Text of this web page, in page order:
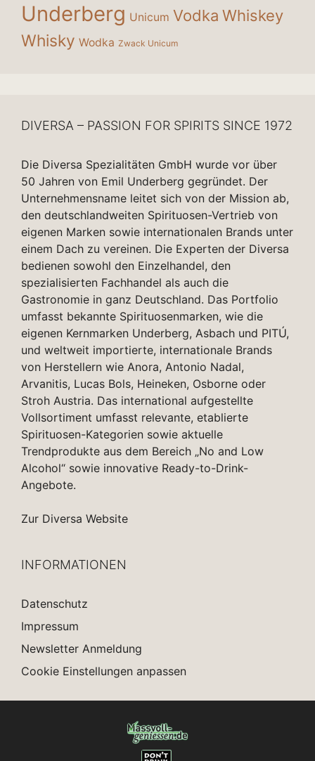
Underberg Unicum Vodka Whiskey
Whisky Wodka Zwack Unicum
DIVERSA – PASSION FOR SPIRITS SINCE 1972
Die Diversa Spezialitäten GmbH wurde vor über
50 Jahren von Emil Underberg gegründet. Der
Unternehmensname leitet sich von der Mission ab,
den deutschlandweiten Spirituosen-Vertrieb von
eigenen Marken sowie internationalen Brands unter
einem Dach zu vereinen. Die Experten der Diversa
bedienen sowohl den Einzelhandel, den
spezialisierten Fachhandel als auch die
Gastronomie in ganz Deutschland. Das Portfolio
umfasst bekannte Spirituosenmarken, wie die
eigenen Kernmarken Underberg, Asbach und PITÚ,
und weltweit importierte, internationale Brands
von Herstellern wie Anora, Antonio Nadal,
Arvanitis, Lucas Bols, Heineken, Osborne oder
Stroh Austria. Das international aufgestellte
Vollsortiment umfasst relevante, etablierte
Spirituosen-Kategorien sowie aktuelle
Trendprodukte aus dem Bereich „No and Low
Alcohol“ sowie innovative Ready-to-Drink-
Angebote.
Zur Diversa Website
INFORMATIONEN
Datenschutz
Impressum
Newsletter Anmeldung
Cookie Einstellungen anpassen